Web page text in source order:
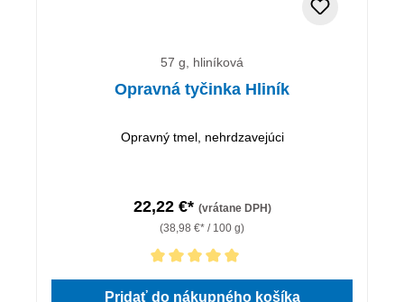
57 g, hliníková
Opravná tyčinka Hliník
Opravný tmel, nehrdzavejúci
22,22 €* (vrátane DPH)
(38,98 €* / 100 g)
Priemerné hodnotenie 5 z 5 hviezdičiek
Pridať do nákupného košíka